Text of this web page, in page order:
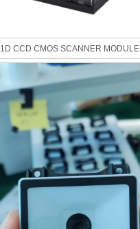
1D CCD CMOS SCANNER MODULE